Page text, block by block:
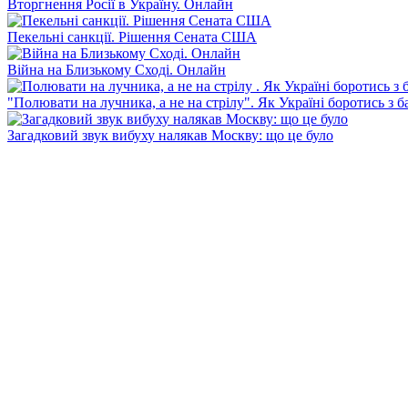
Вторгнення Росії в Україну. Онлайн
Пекельні санкції. Рішення Сената США
Війна на Близькому Сході. Онлайн
"Полювати на лучника, а не на стрілу". Як Україні боротись з
Загадковий звук вибуху налякав Москву: що це було